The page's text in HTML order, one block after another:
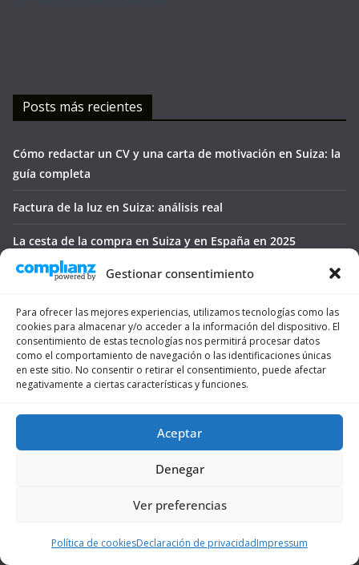
Gestionar consentimiento
Para ofrecer las mejores experiencias, utilizamos tecnologías como las
cookies para almacenar y/o acceder a la información del dispositivo. El
consentimiento de estas tecnologías nos permitirá procesar datos
como el comportamiento de navegación o las identificaciones únicas
en este sitio. No consentir o retirar el consentimiento, puede afectar
negativamente a ciertas características y funciones.
Aceptar
Denegar
Ver preferencias
Política de cookiesDeclaración de privacidadImpressum
Posts más recientes
Cómo redactar un CV y una carta de motivación en Suiza: la
guía completa
Factura de la luz en Suiza: análisis real
La cesta de la compra en Suiza y en España en 2025
Trabajar en Suiza en la temporada de invierno
Trabajar en Suiza en agricultura y vendimia
Categorías
Blog
Emigrar
Esquiar en Suiza
Ofertas y promociones